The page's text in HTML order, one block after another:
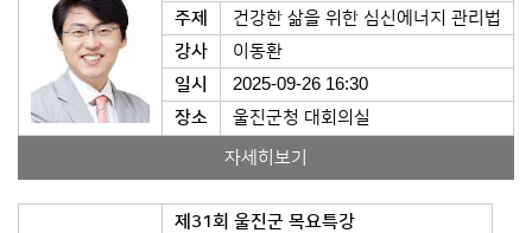
주제
건강한 삶을 위한 심신에너지 관리법
강사
이동환
일시
2025-09-26 16:30
장소
울진군청 대회의실
자세히보기
제31회 울진군 목요특강